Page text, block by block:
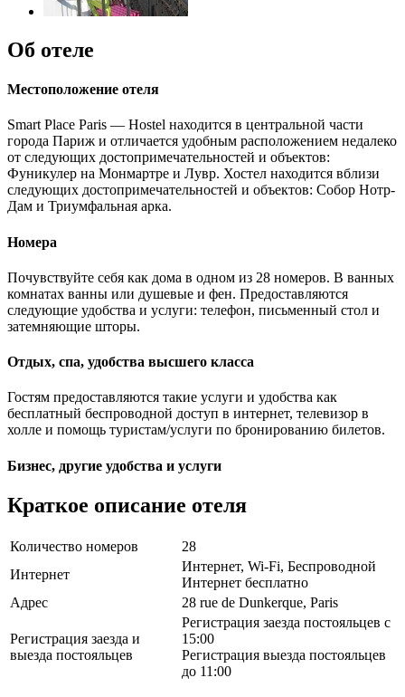
Об отеле
Местоположение отеля
Smart Place Paris — Hostel находится в центральной части
города Париж и отличается удобным расположением недалеко
от следующих достопримечательностей и объектов:
Фуникулер на Монмартре и Лувр. Хостел находится вблизи
следующих достопримечательностей и объектов: Собор Нотр-
Дам и Триумфальная арка.
Номера
Почувствуйте себя как дома в одном из 28 номеров. В ванных
комнатах ванны или душевые и фен. Предоставляются
следующие удобства и услуги: телефон, письменный стол и
затемняющие шторы.
Отдых, спа, удобства высшего класса
Гостям предоставляются такие услуги и удобства как
бесплатный беспроводной доступ в интернет, телевизор в
холле и помощь туристам/услуги по бронированию билетов.
Бизнес, другие удобства и услуги
Краткое описание отеля
Количество номеров
28
Интернет
Интернет, Wi-Fi, Беспроводной
Интернет бесплатно
Адрес
28 rue de Dunkerque, Paris
Регистрация заезда и
выезда постояльцев
Регистрация заезда постояльцев с
15:00
Регистрация выезда постояльцев
до 11:00